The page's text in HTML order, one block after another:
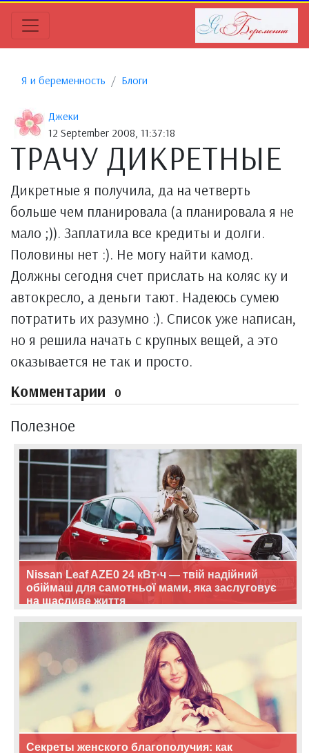
Я и беременность Блоги
Джеки
12 September 2008, 11:37:18
ТРАЧУ ДИКРЕТНЫЕ
Дикретные я получила, да на четверть
больше чем планировала (а планировала я не
мало ;)). Заплатила все кредиты и долги.
Половины нет :). Не могу найти камод.
Должны сегодня счет прислать на коляс ку и
автокресло, а деньги тают. Надеюсь сумею
потратить их разумно :). Список уже написан,
но я решила начать с крупных вещей, а это
оказывается не так и просто.
Комментарии 0
Полезное
Nissan Leaf AZE0 24 кВт·ч — твій надійний
обіймаш для самотньої мами, яка заслуговує
на щасливе життя
Секреты женского благополучия: как